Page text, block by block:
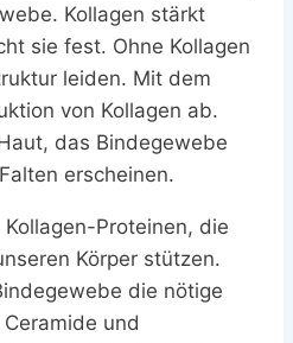
Kollagen stärkt
sie fest. Ohne Kollagen
leiden. Mit dem
von Kollagen ab.
das Bindegewebe
erscheinen.
Proteinen, die
Körper stützen.
die nötige
und